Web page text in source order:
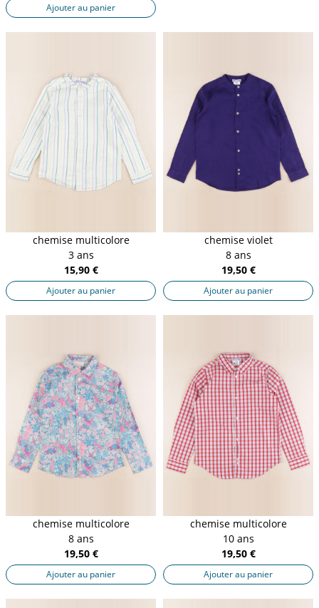
Ajouter au panier
chemise multicolore
3 ans
15,90 €
Ajouter au panier
chemise violet
8 ans
19,50 €
Ajouter au panier
chemise multicolore
8 ans
19,50 €
Ajouter au panier
chemise multicolore
10 ans
19,50 €
Ajouter au panier